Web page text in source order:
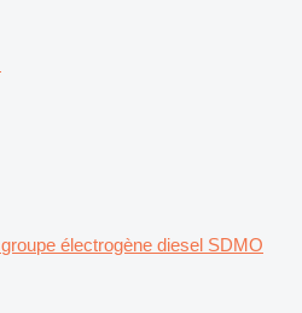
groupe électrogène diesel SDMO